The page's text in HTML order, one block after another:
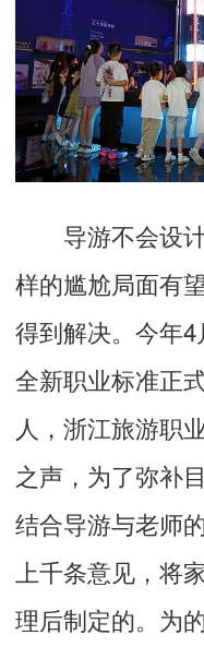
导游不会设计
样的尴尬局面有
得到解决。今年
全新职业标准正
人，浙江旅游职
之声，为了弥补
结合导游与老师
上千条意见，将
理后制定的。为